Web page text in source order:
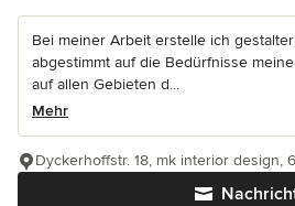
Bei meiner Arbeit erstelle ich
abgestimmt auf die Bedürfnisse
auf allen Gebieten d...
Mehr
Dyckerhoffstr. 18, mk interior design,